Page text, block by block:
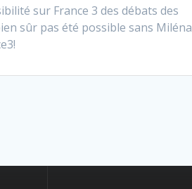
sur France 3 des débats des
sûr pas été possible sans Miléna